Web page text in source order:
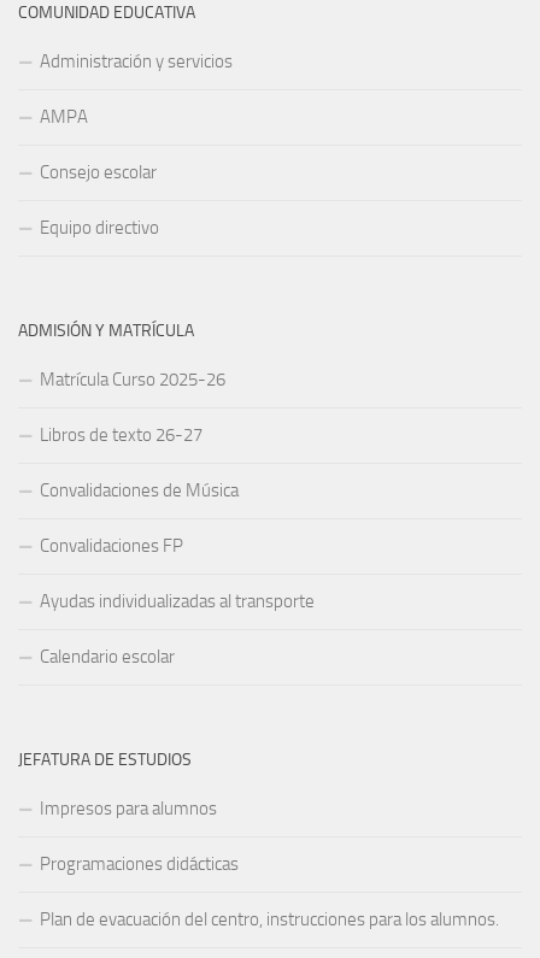
COMUNIDAD EDUCATIVA
Administración y servicios
AMPA
Consejo escolar
Equipo directivo
ADMISIÓN Y MATRÍCULA
Matrícula Curso 2025-26
Libros de texto 26-27
Convalidaciones de Música
Convalidaciones FP
Ayudas individualizadas al transporte
Calendario escolar
JEFATURA DE ESTUDIOS
Impresos para alumnos
Programaciones didácticas
Plan de evacuación del centro, instrucciones para los alumnos.